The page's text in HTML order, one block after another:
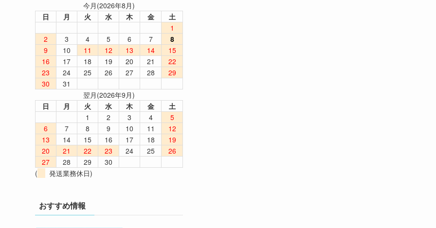
今月(2026年8月)
日
月 火 水 木 金
土
1
2
3 4 5 6 7
8
9
10 11 12 13 14
15
16
17 18 19 20 21
22
23
24 25 26 27 28
29
30
31
翌月(2026年9月)
日
月 火 水 木 金
土
1
2 3 4
5
6
7 8 9 10 11
12
13
14 15 16 17 18
19
20
21 22 23 24 25
26
27
28 29
30
(
発送業務休日)
おすすめ情報